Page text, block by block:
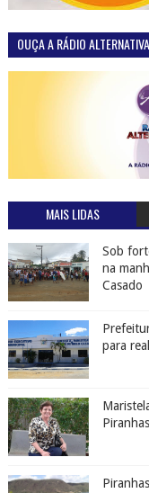
OUÇA A RÁDIO
MAIS LIDAS
Sob
na
Casado
para
Piranhas